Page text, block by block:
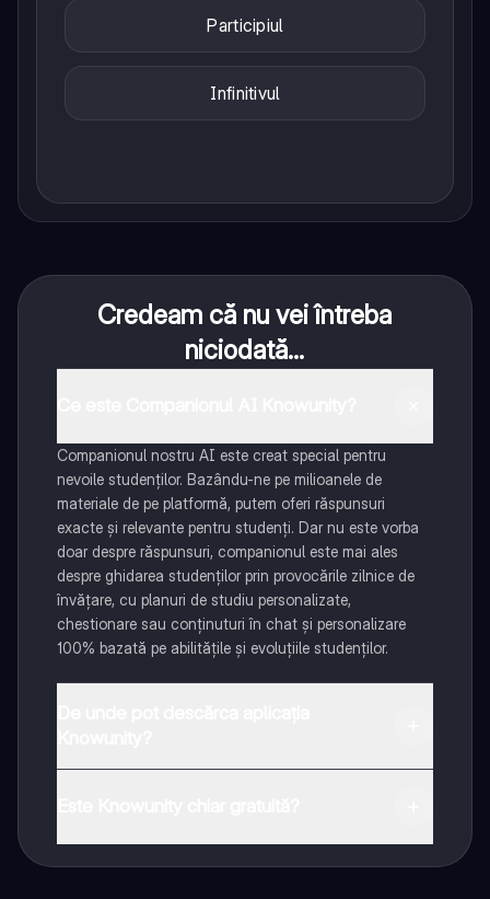
Participiul
Infinitivul
Credeam că nu vei întreba
niciodată...
Companionul nostru AI este creat special pentru
nevoile studenților. Bazându-ne pe milioanele de
materiale de pe platformă, putem oferi răspunsuri
exacte și relevante pentru studenți. Dar nu este vorba
doar despre răspunsuri, companionul este mai ales
despre ghidarea studenților prin provocările zilnice de
învățare, cu planuri de studiu personalizate,
chestionare sau conținuturi în chat și personalizare
100% bazată pe abilitățile și evoluțiile studenților.